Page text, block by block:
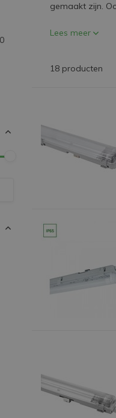
gemaakt zijn.
Lees meer
18 producten